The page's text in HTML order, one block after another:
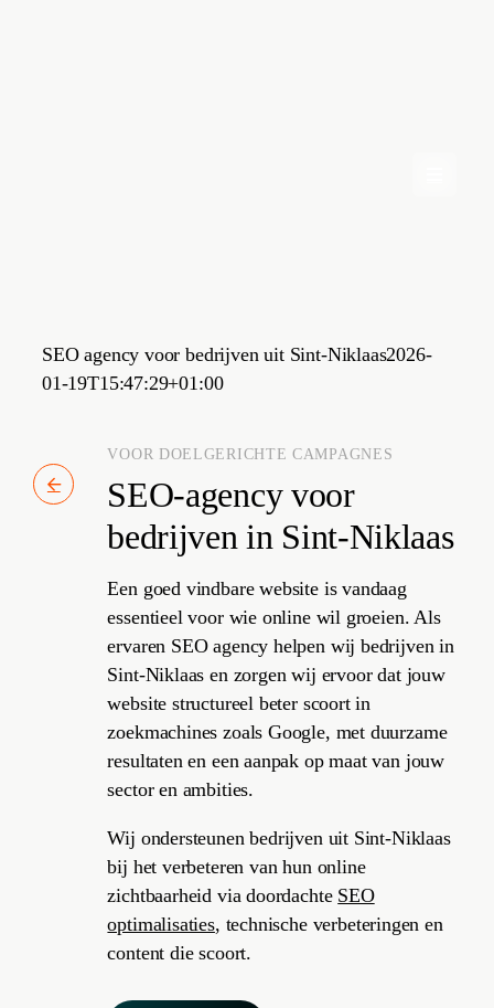
SEO agency voor bedrijven uit Sint-Niklaas2026-
01-19T15:47:29+01:00
SEO-agency voor
bedrijven in Sint-Niklaas
VOOR DOELGERICHTE CAMPAGNES
Een goed vindbare website is vandaag
essentieel voor wie online wil groeien. Als
ervaren SEO agency helpen wij bedrijven in
Sint-Niklaas en zorgen wij ervoor dat jouw
website structureel beter scoort in
zoekmachines zoals Google, met duurzame
resultaten en een aanpak op maat van jouw
sector en ambities.
Wij ondersteunen bedrijven uit Sint-Niklaas
bij het verbeteren van hun online
zichtbaarheid via doordachte SEO
optimalisaties, technische verbeteringen en
content die scoort.